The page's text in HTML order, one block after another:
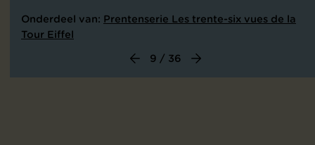
Onderdeel van: Prentenserie Les trente-six vues de la
Tour Eiffel
9 / 36